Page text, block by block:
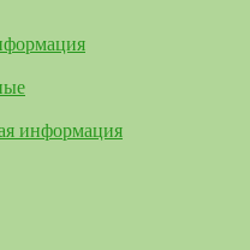
информация